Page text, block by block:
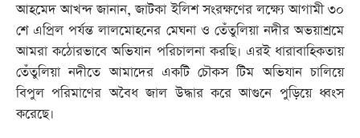
আহমেদ আখন্দ জানান, জাটকা ইলিশ সংরক্ষণের লক্ষ্যে আগামী ৩০
শে এপ্রিল পর্যন্ত লালমোহনের মেঘনা ও তেঁতুলিয়া নদীর অভয়াশ্রমে
আমরা কঠোরভাবে অভিযান পরিচালনা করছি। এরই ধারাবাহিকতায়
তেঁতুলিয়া নদীতে আমাদের একটি চৌকস টিম অভিযান চালিয়ে
বিপুল পরিমাণের অবৈধ জাল উদ্ধার করে আগুনে পুড়িয়ে ধ্বংস
করেছে।